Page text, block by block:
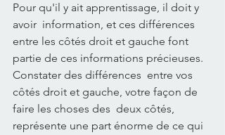
Pour qu'il y ait apprentissage, il doit y
avoir  information, et ces différences
entre les côtés droit et gauche font
partie de ces informations précieuses.
Constater des différences  entre vos
côtés droit et gauche, votre façon de
faire les choses des  deux côtés,
représente une part énorme de ce qui